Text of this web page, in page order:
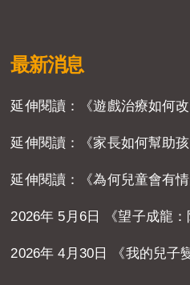
最新消息
延伸閱讀：《遊戲治療如何改
延伸閱讀：《家長如何幫助孩
延伸閱讀：《為何兒童會有情
2026年 5月6日 《望子成龍：
2026年 4月30日 《我的兒子